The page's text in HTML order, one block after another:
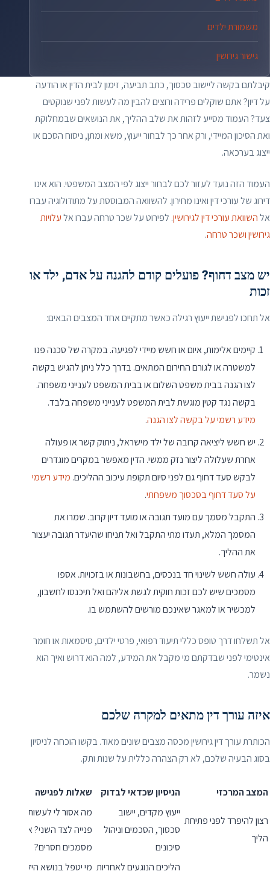
משמורת ילדים
גישור גירושין
קיבלתם בקשה ליישוב סכסוך, כתב תביעה, זימון לבית הדין או הודעה
על דיון? אתם שוקלים פרידה ורוצים להבין מה לעשות לפני שנוקטים
צעד? העמוד מסייע לזהות את שלב ההליך, את הנושאים שבמחלוקת
ואת הסיכון המיידי, ורק אחר כך לבחור ייעוץ, משא ומתן, ניסוח הסכם או
ייצוג בערכאה.
העמוד הזה נועד לעזור לכם לבחור ייצוג לפי המצב המשפטי. הוא אינו
דירוג של עורכי דין ואינו מחירון. להשוואה המבוססת על מתודולוגיה עברו
אלהשוואת עורכי דין לגירושין. לפירוט על שכר טרחה עברו אלעלויות
גירושין ושכר טרחה.
יש מצב דחוף? פועלים קודם להגנה על אדם, ילד או
זכות
אל תחכו לפגישת ייעוץ רגילה כאשר מתקיים אחד המצבים הבאים:
קיימים אלימות, איום או חשש מיידי לפגיעה. במקרה של סכנה פנו
למשטרה או לגורם החירום המתאים. בדרך כלל ניתן להגיש בקשה
לצו הגנה בבית משפט השלום או בבית המשפט לענייני משפחה.
בקשה נגד קטין מוגשת לבית המשפט לענייני משפחה בלבד.
מידע רשמי על בקשה לצו הגנה.
יש חשש ליציאה קרובה של ילד מישראל, ניתוק קשר או פעולה
אחרת שעלולה ליצור נזק ממשי. הדין מאפשר במקרים מוגדרים
לבקש סעד דחוף גם לפני סיום תקופת עיכוב ההליכים. מידע רשמי
על סעד דחוף בסכסוך משפחתי.
התקבל מסמך עם מועד תגובה או מועד דיון קרוב. שמרו את
המסמך המלא, תעדו מתי התקבל ואל תניחו שהיעדר תגובה יעצור
את ההליך.
עולה חשש לשינוי חד בנכסים, בחשבונות או בזכויות. אספו
מסמכים שיש לכם זכות חוקית לגשת אליהם ואל תיכנסו לחשבון,
למכשיר או למאגר שאינכם מורשים להשתמש בו.
אל תשלחו דרך טופס כללי תיעוד רפואי, פרטי ילדים, סיסמאות או חומר
אינטימי לפני שבדקתם מי מקבל את המידע, למה הוא דרוש ואיך הוא
נשמר.
איזה עורך דין מתאים למקרה שלכם
הכותרת עורך דין גירושין מכסה מצבים שונים מאוד. בקשו הוכחה לניסיון
בסוג הבעיה שלכם, לא רק הצהרה כללית על שנות ותק.
המצב המרכזי הניסיון שכדאי לבדוק שאלות לפגישה
רצון להיפרד לפני פתיחת
הליך
ייעוץ מקדים, יישוב
סכסוך, הסכמים וניהול
סיכונים
מה אסור לי לעשות לפני
פנייה לצד השני? אילו
מסמכים חסרים?
הליכים הנוגעים לאחריות מי יטפל בנושא הילדים?